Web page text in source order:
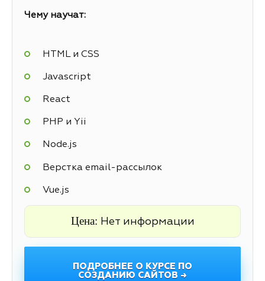
Чему научат:
HTML и CSS
Javascript
React
PHP и Yii
Node.js
Верстка email-рассылок
Vue.js
Цена: Нет информации
ПОДРОБНЕЕ О КУРСЕ ПО
СОЗДАНИЮ САЙТОВ →